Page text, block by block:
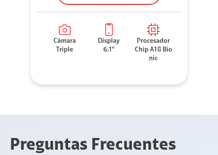
Cámara
Triple
Display
6.1"
Procesador
Chip A18 Bio
nic
Preguntas Frecuentes